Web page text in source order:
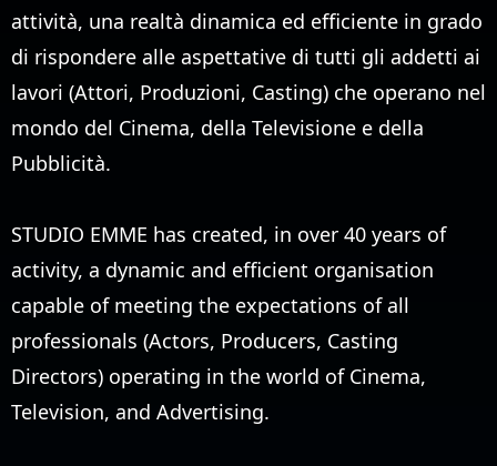
attività, una realtà dinamica ed efficiente in grado
di rispondere alle aspettative di tutti gli addetti ai
lavori (Attori, Produzioni, Casting) che operano nel
mondo del Cinema, della Televisione e della
Pubblicità.
STUDIO EMME has created, in over 40 years of
activity, a dynamic and efficient organisation
capable of meeting the expectations of all
professionals (Actors, Producers, Casting
Directors) operating in the world of Cinema,
Television, and Advertising.